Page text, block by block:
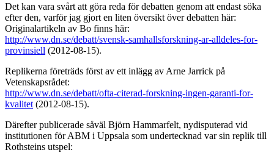
Det kan vara svårt att göra reda för debatten genom att endast söka
efter den, varför jag gjort en liten översikt över debatten här:
Originalartikeln av Bo finns här:
http://www.dn.se/debatt/svensk-samhallsforskning-ar-alldeles-for-
provinsiell (2012-08-15).
Replikerna företräds först av ett inlägg av Arne Jarrick på
Vetenskapsrådet:
http://www.dn.se/debatt/ofta-citerad-forskning-ingen-garanti-for-
kvalitet (2012-08-15).
Därefter publicerade såväl Björn Hammarfelt, nydisputerad vid
institutionen för ABM i Uppsala som undertecknad var sin replik till
Rothsteins utspel: